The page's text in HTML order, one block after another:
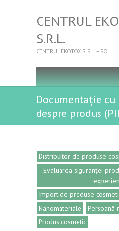
CENTRUL
S.R.L.
CENTRUL EKOTOX S.R.L – RO
Documentație
despre produs
Distribuitor de produse
Evaluarea siguranței
Import de produse
Nanomateriale
Persoană
Produs cosmetic